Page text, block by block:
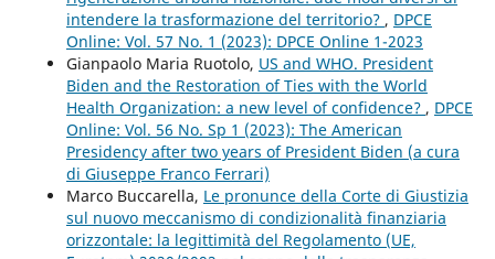
intendere la trasformazione del territorio? , DPCE
Online: Vol. 57 No. 1 (2023): DPCE Online 1-2023
Gianpaolo Maria Ruotolo, US and WHO. President
Biden and the Restoration of Ties with the World
Health Organization: a new level of confidence? , DPCE
Online: Vol. 56 No. Sp 1 (2023): The American
Presidency after two years of President Biden (a cura
di Giuseppe Franco Ferrari)
Marco Buccarella, Le pronunce della Corte di Giustizia
sul nuovo meccanismo di condizionalità finanziaria
orizzontale: la legittimità del Regolamento (UE,